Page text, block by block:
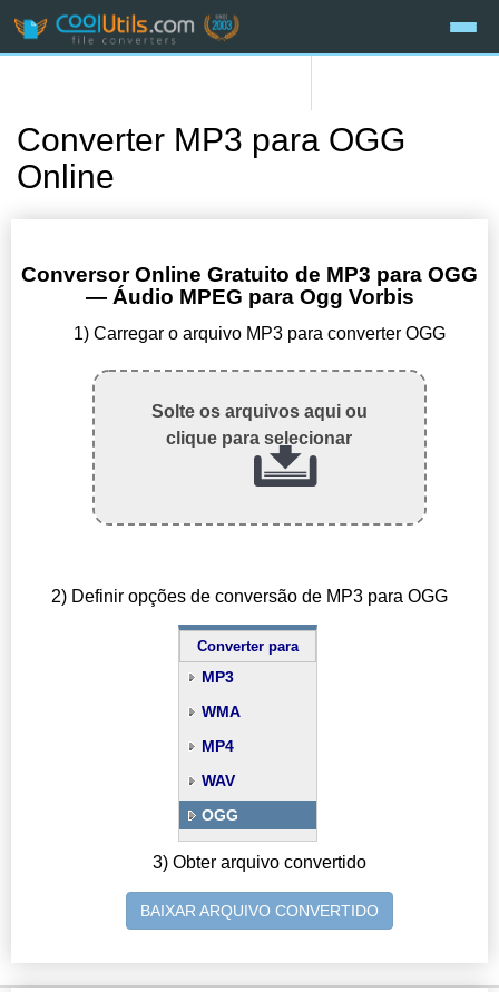
Converter MP3 para OGG
Online
Conversor Online Gratuito de MP3 para OGG
— Áudio MPEG para Ogg Vorbis
1) Carregar o arquivo MP3 para converter OGG
Solte os arquivos aqui ou
clique para selecionar
2) Definir opções de conversão de MP3 para OGG
Converter para
MP3
WMA
MP4
WAV
OGG
3) Obter arquivo convertido
BAIXAR ARQUIVO CONVERTIDO